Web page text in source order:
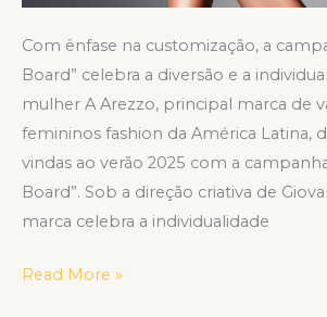
Com ênfase na customização, a
Board” celebra a diversão e a
mulher A Arezzo, principal marca de
femininos fashion da América Latina,
vindas ao verão 2025 com a
Board”. Sob a direção criativa de
marca celebra a individualidade
Read More »